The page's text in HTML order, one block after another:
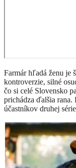
Farmár hľadá ženu je
kontroverzie, silné
čo si celé Slovensko
prichádza ďalšia rana.
účastníkov druhej